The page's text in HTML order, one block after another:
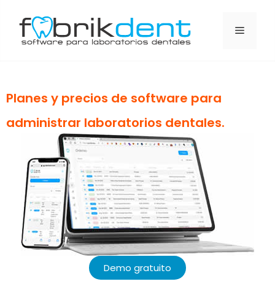
Planes y precios de software para
administrar laboratorios dentales.
Demo gratuito